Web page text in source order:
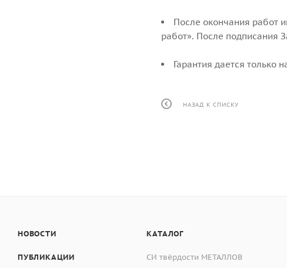
После окончания работ
работ». После подписания
Гарантия дается
НАЗАД К СПИСКУ
НОВОСТИ
ПУБЛИКАЦИИ
КАТАЛОГ
СИ твёрдости МЕТАЛЛОВ